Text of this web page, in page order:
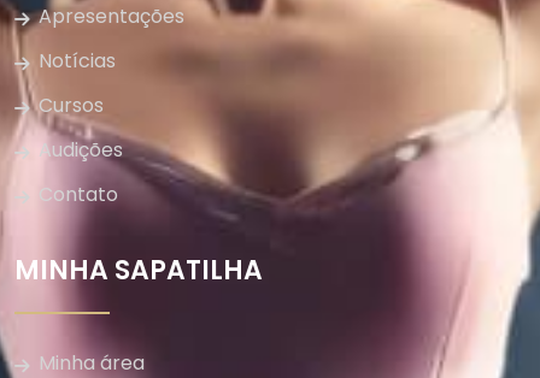
Apresentações
Notícias
Cursos
Audições
Contato
MINHA SAPATILHA
Minha área